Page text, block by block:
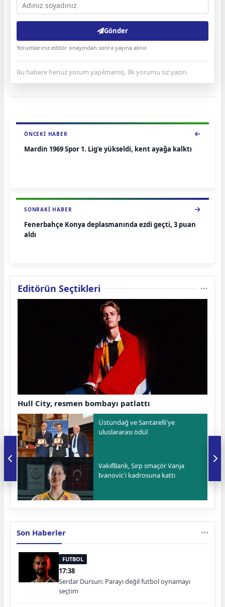
Gönder
Yorumlarınız editör onayından sonra yayına alınır.
Bu habere henüz yorum yapılmamış. İlk yorumu siz yazın.
ÖNCEKI HABER
Mardin 1969 Spor 1. Lig’e yükseldi, kent ayağa kalktı
SONRAKI HABER
Fenerbahçe Konya deplasmanında ezdi geçti, 3 puan
aldı
Editörün Seçtikleri
Hull City, resmen bombayı patlattı
Üstündağ ve Santarelli'ye
uluslararası ödül
VakıfBank, Sırp smaçör Vanja
Ivanovic'i kadrosuna kattı
Son Haberler
FUTBOL
17:38
Serdar Dursun: Parayı değil futbol oynamayı
seçtim